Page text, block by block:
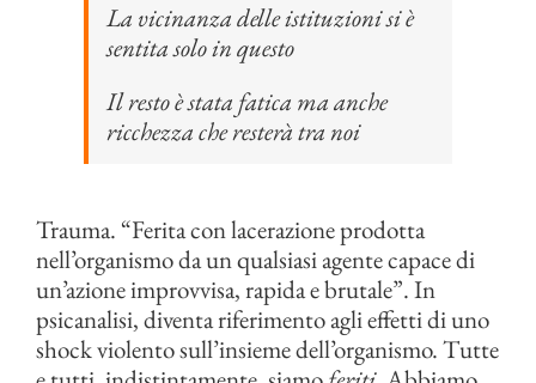
La vicinanza delle istituzioni si è
sentita solo in questo
Il resto è stata fatica ma anche
ricchezza che resterà tra noi
Trauma. “Ferita con lacerazione prodotta
nell’organismo da un qualsiasi agente capace di
un’azione improvvisa, rapida e brutale”. In
psicanalisi, diventa riferimento agli effetti di uno
shock violento sull’insieme dell’organismo. Tutte